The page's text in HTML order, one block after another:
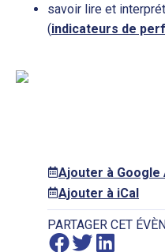
savoir lire et
(indicateurs de
Ajouter à Google
Ajouter à iCal
PARTAGER CET